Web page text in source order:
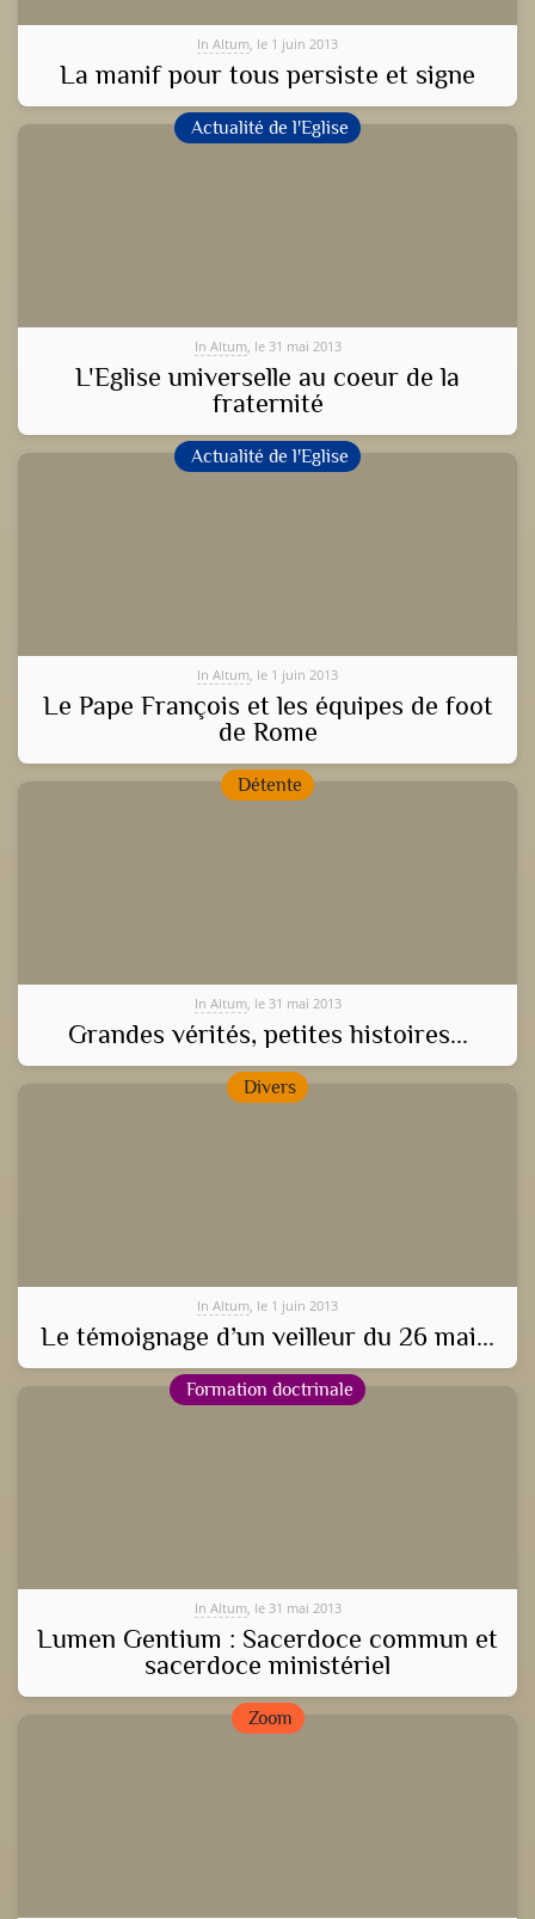
In Altum, le 1 juin 2013
La manif pour tous persiste et signe
Actualité de l'Eglise
In Altum, le 31 mai 2013
L'Eglise universelle au coeur de la
fraternité
Actualité de l'Eglise
In Altum, le 1 juin 2013
Le Pape François et les équipes de foot
de Rome
Détente
In Altum, le 31 mai 2013
Grandes vérités, petites histoires...
Divers
In Altum, le 1 juin 2013
Le témoignage d’un veilleur du 26 mai...
Formation doctrinale
In Altum, le 31 mai 2013
Lumen Gentium : Sacerdoce commun et
sacerdoce ministériel
Zoom